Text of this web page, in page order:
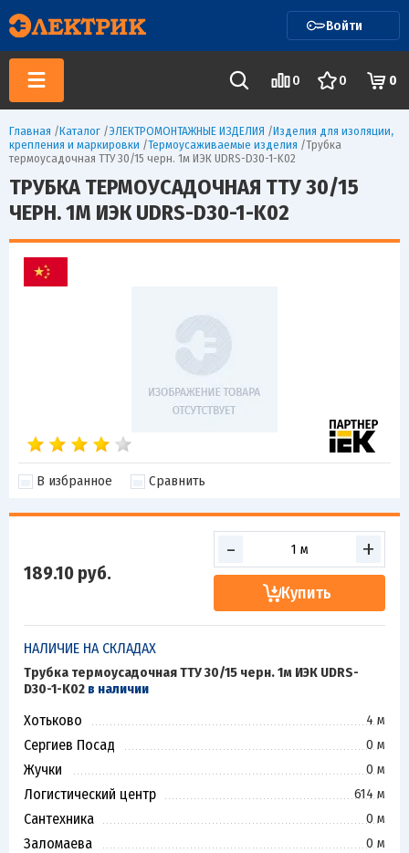
Войти
0 0 0
Главная /Каталог /ЭЛЕКТРОМОНТАЖНЫЕ ИЗДЕЛИЯ /Изделия для изоляции,
крепления и маркировки /Термоусаживаемые изделия /Трубка
термоусадочная ТТУ 30/15 черн. 1м ИЭК UDRS-D30-1-K02
ТРУБКА ТЕРМОУСАДОЧНАЯ ТТУ 30/15
ЧЕРН. 1М ИЭК UDRS-D30-1-K02
В избранное Сравнить
189.10 руб.
- +
Купить
НАЛИЧИЕ НА СКЛАДАХ
Трубка термоусадочная ТТУ 30/15 черн. 1м ИЭК UDRS-
D30-1-K02 в наличии
Хотьково 4 м
Сергиев Посад 0 м
Жучки 0 м
Логистический центр 614 м
Сантехника 0 м
Заломаева 0 м